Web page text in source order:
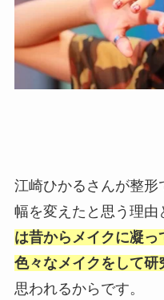
江崎ひかるさんが整
幅を変えたと思う理由
は昔からメイクに凝
色々なメイクをして
思われるからです。